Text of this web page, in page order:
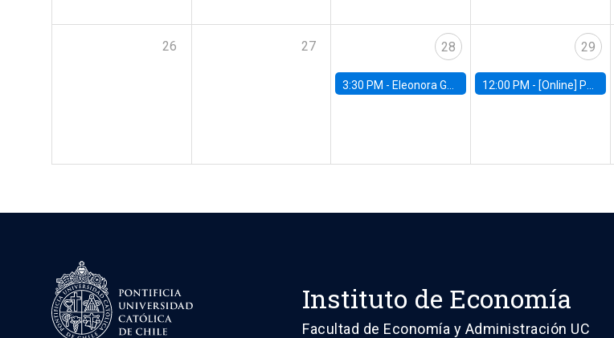
26 27 28
3:30 PM - Eleonora Guarnieri, Exeter University
29
12:00 PM - [Online] Pablo Slutzky, University of Maryland
Instituto de Economía
Facultad de Economía y Administración UC